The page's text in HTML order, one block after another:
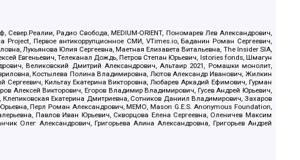
Радио Свобода, MEDIUM-ORIENT, Пономарев Лев Александрович,
Первое антикоррупционное СМИ, VTimes.io, Баданин Роман Сергеевич,
Лукьянова Юлия Сергеевна, Маетная Елизавета Витальевна, The Insider SIA,
Евгеньевич, Телеканал Дождь, Петров Степан Юрьевич, Istories fonds, Шмагун
Великовский Дмитрий Александрович, Альтаир 2021, Ромашки монолит,
Костылева Полина Владимировна, Лютов Александр Иванович, Жилкин
Кильтау Екатерина Викторовна, Любарев Аркадий Ефимович, Гурман
Алексей Викторович, Егоров Владимир Владимирович, Гусев Андрей Юрьевич,
Екатерина Дмитриевна, Сотников Даниил Владимирович, Захаров
Перл Роман Александрович, МЕМО, Mason G.E.S. Anonymous Foundation,
Павлов Иван Юрьевич, Скворцова Елена Сергеевна, Оленичев Максим
Олег Александрович, Григорьева Алина Александровна, Григорьев Андрей